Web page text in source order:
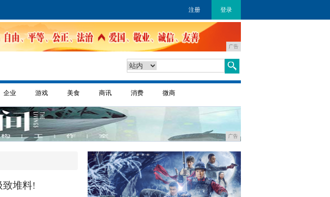
注册 登录
广告
企业 游戏 美食 商讯 消费 微商
广告
致堆料!